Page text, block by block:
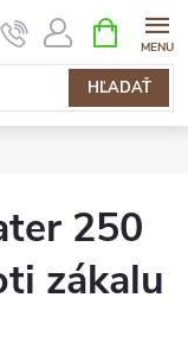
HĽADAŤ
KOŠÍK
250
zákalu